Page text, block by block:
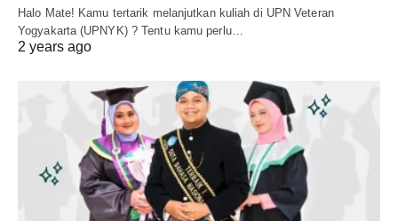
Halo Mate! Kamu tertarik melanjutkan kuliah di UPN Veteran
Yogyakarta (UPNYK) ? Tentu kamu perlu…
2 years ago